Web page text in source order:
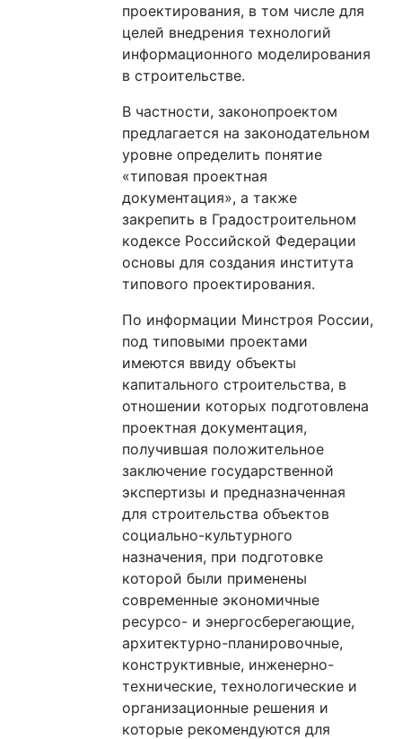
проектирования, в том числе для
целей внедрения технологий
информационного моделирования
в строительстве.
В частности, законопроектом
предлагается на законодательном
уровне определить понятие
«типовая проектная
документация», а также
закрепить в Градостроительном
кодексе Российской Федерации
основы для создания института
типового проектирования.
По информации Минстроя России,
под типовыми проектами
имеются ввиду объекты
капитального строительства, в
отношении которых подготовлена
проектная документация,
получившая положительное
заключение государственной
экспертизы и предназначенная
для строительства объектов
социально-культурного
назначения, при подготовке
которой были применены
современные экономичные
ресурсо- и энергосберегающие,
архитектурно-планировочные,
конструктивные, инженерно-
технические, технологические и
организационные решения и
которые рекомендуются для